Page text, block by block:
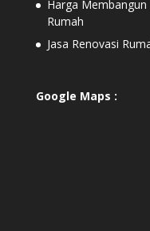
Harga
Rumah
Jasa Renovasi
Google Maps :